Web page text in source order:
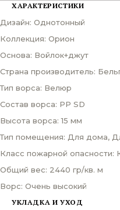
ХАРАКТЕРИСТИКИ
Дизайн: Однотонный
Коллекция: Орион
Основа: Войлок+джут
Страна производитель:
Тип ворса: Велюр
Состав ворса: PP SD
Высота ворса: 15 мм
Тип помещения: Для дома,
Класс пожарной опасности:
Общий вес: 2440 гр/кв. м
Ворс: Очень высокий
УКЛАДКА И УХОД